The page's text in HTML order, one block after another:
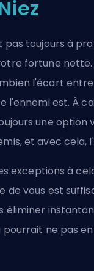
pas toujours à
fortune nette.
l'écart
l'ennemi est. À
une option
et avec cela,
exceptions à
de vous est
éliminer
pourrait ne pas